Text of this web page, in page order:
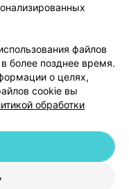
103.by
cookie
данных
Республика Беларусь,
16 | help@103.by
файлов
более позднее время.
о целях,
cookie вы
обработки